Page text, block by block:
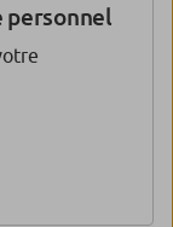
personnel